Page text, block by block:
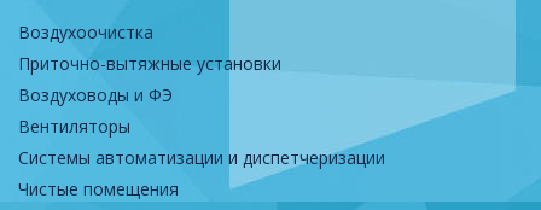
Воздухоочистка
Приточно-вытяжные установки
Воздуховоды и ФЭ
Вентиляторы
Системы автоматизации и диспетчеризации
Чистые помещения